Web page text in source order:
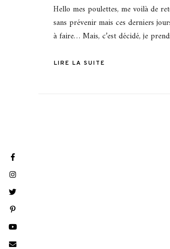
Hello mes poulettes, me voilà de
sans prévenir mais ces derniers
à faire… Mais, c’est décidé, je
LIRE LA SUITE